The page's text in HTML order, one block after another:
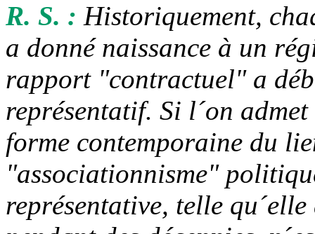
R. S. : Historiquement,
a donné naissance à un
rapport "contractuel" a
représentatif. Si l´on
forme contemporaine du
"associationnisme"
représentative, telle